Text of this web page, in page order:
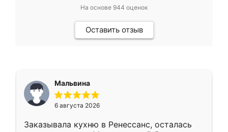
На основе 944 оценок
Оставить отзыв
Мальвина
6 августа 2026
Заказывала кухню в Ренессанс, осталась